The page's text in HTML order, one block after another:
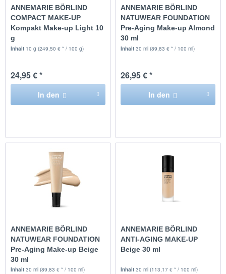
ANNEMARIE BÖRLIND
COMPACT MAKE-UP
Kompakt Make-up Light 10
g
Inhalt 10 g(249,50 € * / 100 g)
24,95 € *
In den
ANNEMARIE BÖRLIND
NATUWEAR FOUNDATION
Pre-Aging Make-up Almond
30 ml
Inhalt30 ml(89,83 € * / 100 ml)
26,95 € *
In den
ANNEMARIE BÖRLIND
NATUWEAR FOUNDATION
Pre-Aging Make-up Beige
30 ml
Inhalt30 ml(89,83 € * / 100 ml)
ANNEMARIE BÖRLIND
ANTI-AGING MAKE-UP
Beige 30 ml
Inhalt30 ml(113,17 € * / 100 ml)